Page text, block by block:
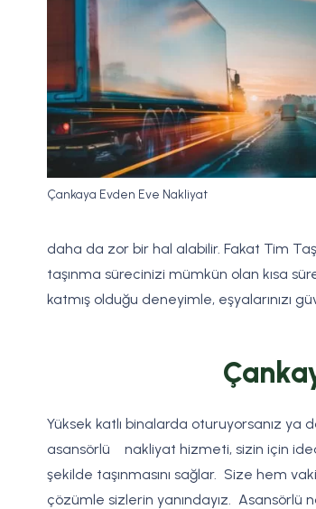
Çankaya Evden Eve Nakliyat
daha da zor bir hal alabilir. Fakat Tim
taşınma sürecinizi mümkün olan kısa
katmış olduğu deneyimle, eşyalarınızı
Yüksek katlı binalarda oturuyorsanız ya
asansörlü nakliyat hizmeti, sizin için
şekilde taşınmasını sağlar. Size hem
çözümle sizlerin yanındayız.